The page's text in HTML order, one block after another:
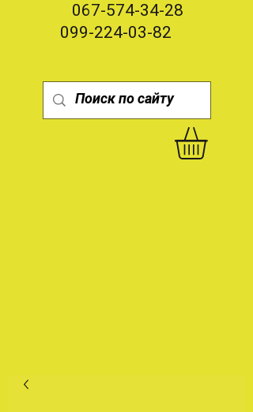
067-574-34-28
099-224-03-82